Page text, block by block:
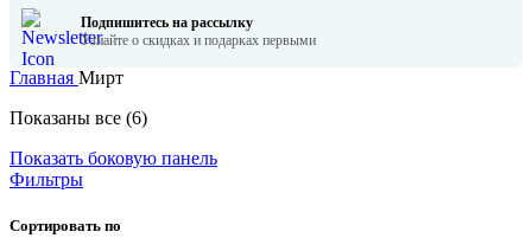
Подпишитесь на рассылку
Узнайте о скидках и подарках первыми
Главная Мирт
Показаны все (6)Сортировка:
недавние
Показать боковую панель
Фильтры
Сортировать по